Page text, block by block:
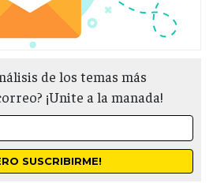
de los temas más
¡Unite a la manada!